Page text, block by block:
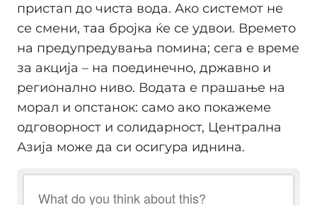
пристап до чиста вода. Ако системот не
се смени, таа бројка ќе се удвои. Времето
на предупредувања помина; сега е време
за акција – на поединечно, државно и
регионално ниво. Водата е прашање на
морал и опстанок: само ако покажеме
одговорност и солидарност, Централна
Азија може да си осигура иднина.